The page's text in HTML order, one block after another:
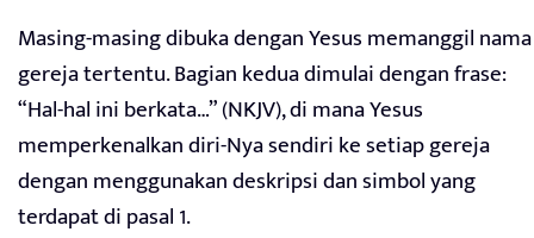
Masing-masing dibuka dengan Yesus memanggil nama
gereja tertentu. Bagian kedua dimulai dengan frase:
“Hal-hal ini berkata…” (NKJV), di mana Yesus
memperkenalkan diri-Nya sendiri ke setiap gereja
dengan menggunakan deskripsi dan simbol yang
terdapat di pasal 1.